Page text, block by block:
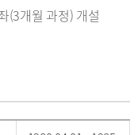
(3개월 과정) 개설